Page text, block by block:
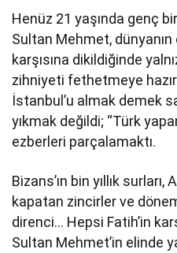
Henüz 21 yaşında genç
Sultan Mehmet, dünyanın
karşısına dikildiğinde
zihniyeti fethetmeye
İstanbul’u almak demek
yıkmak değildi; “Türk
ezberleri parçalamaktı.
Bizans’ın bin yıllık surları,
kapatan zincirler ve
direnci… Hepsi Fatih’in
Sultan Mehmet’in elinde